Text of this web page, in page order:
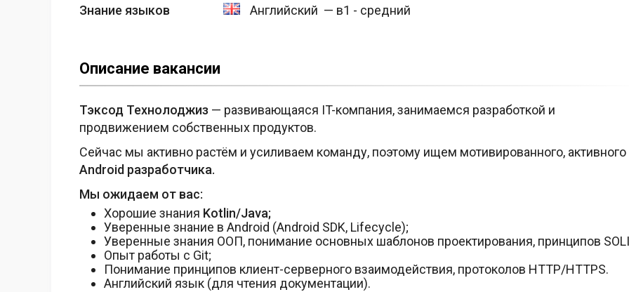
Знание языков
Английский — в1 - средний
Описание вакансии
Тэксод Технолоджиз — развивающаяся IT-компания, занимаемся разработкой и
продвижением собственных продуктов.
Сейчас мы активно растём и усиливаем команду, поэтому ищем мотивированного, активного
Android разработчика.
Мы ожидаем от вас:
Хорошие знания Kotlin/Java;
Уверенные знание в Android (Android SDK, Lifecycle);
Уверенные знания ООП, понимание основных шаблонов проектирования, принципов
Опыт работы с Git;
Понимание принципов клиент-серверного взаимодействия, протоколов HTTP/HTTPS.
Английский язык (для чтения документации).